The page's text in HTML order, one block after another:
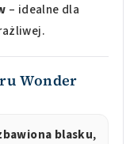
– idealne dla
Wonder
blasku,